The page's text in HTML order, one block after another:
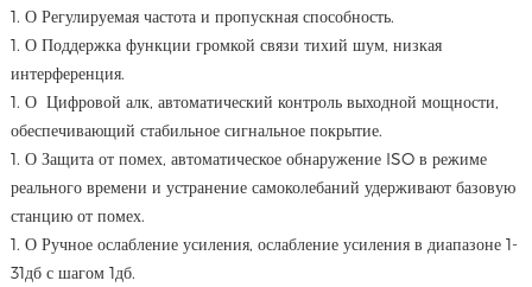
1. О Регулируемая частота и пропускная способность.
1. О Поддержка функции громкой связи тихий шум, низкая
интерференция.
1. О Цифровой алк, автоматический контроль выходной мощности,
обеспечивающий стабильное сигнальное покрытие.
1. О Защита от помех, автоматическое обнаружение ISO в режиме
реального времени и устранение самоколебаний удерживают базовую
станцию от помех.
1. О Ручное ослабление усиления, ослабление усиления в диапазоне 1-
31дб с шагом 1дб.